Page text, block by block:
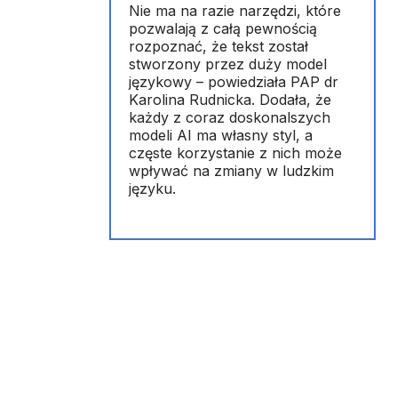
Nie ma na razie narzędzi, które
pozwalają z całą pewnością
rozpoznać, że tekst został
stworzony przez duży model
językowy – powiedziała PAP dr
Karolina Rudnicka. Dodała, że
każdy z coraz doskonalszych
modeli AI ma własny styl, a
częste korzystanie z nich może
wpływać na zmiany w ludzkim
języku.